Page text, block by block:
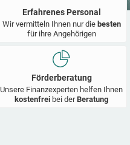
Erfahrenes Personal
Wir vermitteln Ihnen nur die besten
für ihre Angehörigen
Förderberatung
Unsere Finanzexperten helfen Ihnen
kostenfrei bei derBeratung